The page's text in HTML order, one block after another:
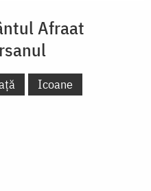
Afraat
Icoane